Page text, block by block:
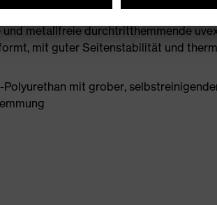
100 Megaohm
metallfreie durchtritthemmende
mit guter Seitenstabilität und
mit grober,